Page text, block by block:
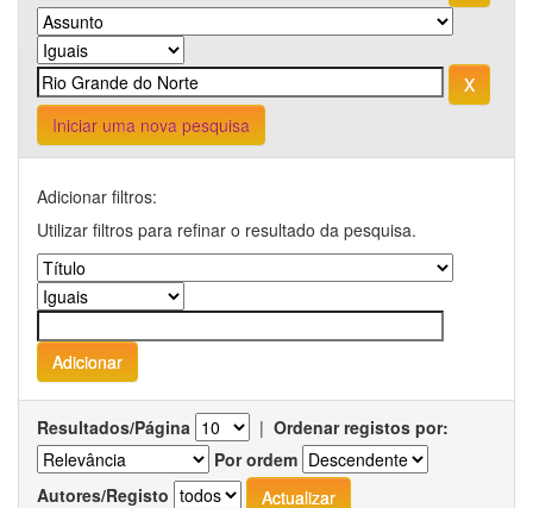
Iniciar uma nova pesquisa
Adicionar filtros:
Utilizar filtros para refinar o resultado da pesquisa.
Resultados/Página | Ordenar registos por:
Por ordem
Autores/Registo